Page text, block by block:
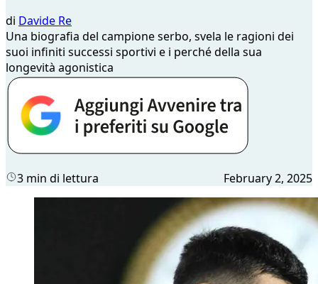
di Davide Re
Una biografia del campione serbo, svela le ragioni dei
suoi infiniti successi sportivi e i perché della sua
longevità agonistica
3 min di lettura February 2, 2025